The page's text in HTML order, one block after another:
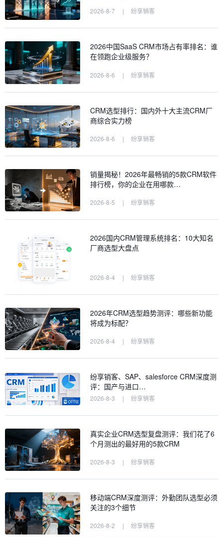
2026-8-7 | 纷享销客
2026中国SaaS CRM市场占有率排名：谁
在领跑企业级服务？
2026-8-6 | 纷享销客
CRM选型排行：国内外十大主流CRM厂
商综合实力榜
2026-8-6 | 纷享销客
销量揭秘！2026年最畅销的5款CRM软件
排行榜，你的企业在用哪款…
2026-8-5 | 纷享销客
2026国内CRM管理系统排名：10大知名
厂商选型大盘点
2026-8-4 | 纷享销客
2026年CRM选型趋势测评：哪些新功能
将成为标配？
2026-8-4 | 纷享销客
纷享销客、SAP、salesforce CRM深度测
评：国产与进口…
2026-8-3 | 纷享销客
真实企业CRM选型复盘测评：我们花了6
个月测出的最好用的5款CRM
2026-8-3 | 纷享销客
移动端CRM深度测评：外勤团队选型必须
关注的3个细节
2026-8-2 | 纷享销客